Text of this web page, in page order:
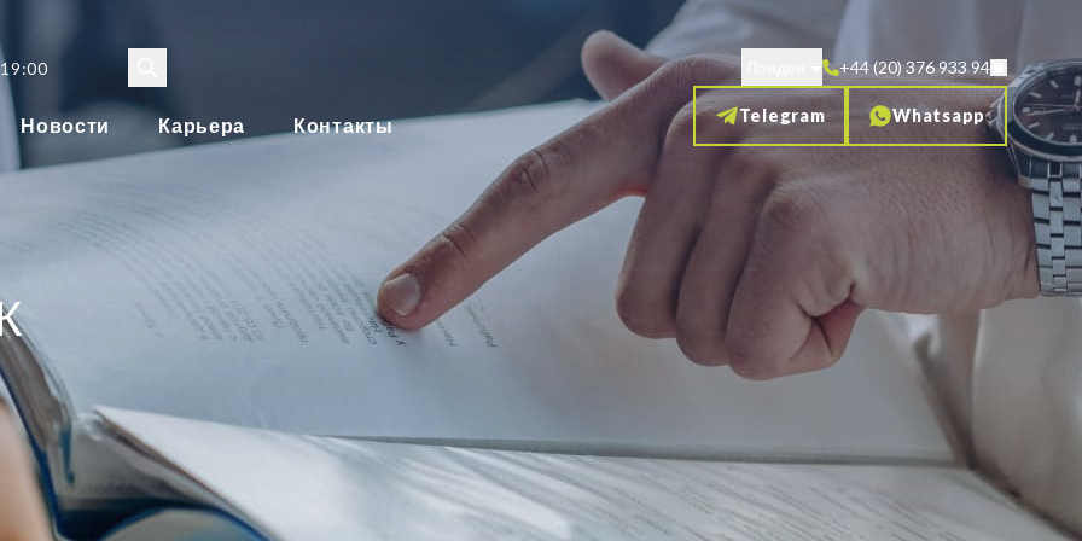
Новости Карьера Контакты
+44 (20) 376 933 94
Telegram Whatsapp